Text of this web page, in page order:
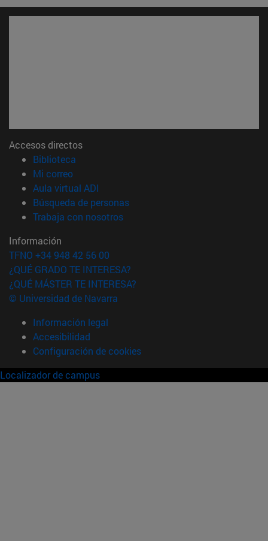
Accesos directos
Biblioteca
Mi correo(abre en nueva ventana)
Aula virtual ADI
Búsqueda de personas(abre en nueva ventana)
Trabaja con nosotros(abre en nueva ventana)
Información
TFNO +34 948 42 56 00
¿QUÉ GRADO TE INTERESA?
¿QUÉ MÁSTER TE INTERESA?
© Universidad de Navarra
Información legal
Accesibilidad
Configuración de cookies
Localizador de campus